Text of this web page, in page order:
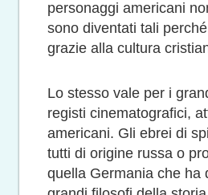
personaggi americani
sono diventati tali
grazie alla cultura
Lo stesso vale per i
registi cinematografici,
americani. Gli ebrei di
tutti di origine russa o
quella Germania che ha